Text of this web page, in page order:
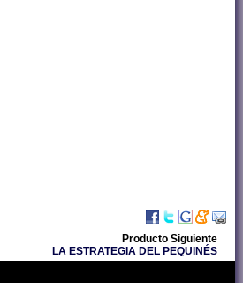
Producto Siguiente
LA ESTRATEGIA DEL PEQUINÉS